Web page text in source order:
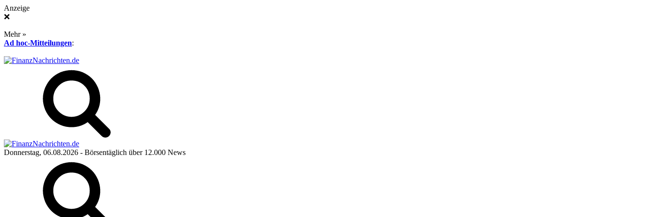
Anzeige
❌
Mehr »
Ad hoc-Mitteilungen:
Donnerstag, 06.08.2026 - Börsentäglich über 12.000 News